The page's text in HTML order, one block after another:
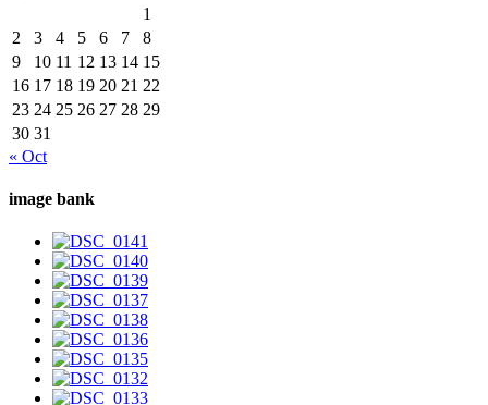
1
2
3 4 5 6 7
8
9
10 11 12 13 14 15
16 17 18 19 20 21 22
23 24 25 26 27 28 29
30 31
« Oct
image bank